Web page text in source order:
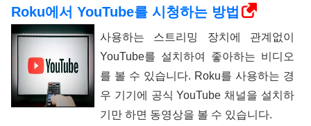
Roku에서 YouTube를 시청하는 방법
사용하는 스트리밍 장치에 관계없이
YouTube를 설치하여 좋아하는 비디오
를 볼 수 있습니다. Roku를 사용하는 경
우 기기에 공식 YouTube 채널을 설치하
기만 하면 동영상을 볼 수 있습니다.